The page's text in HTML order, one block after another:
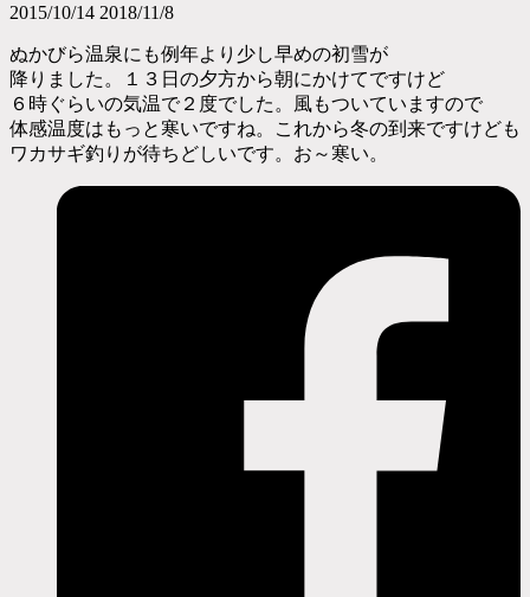
2015/10/14 2018/11/8
ぬかびら温泉にも例年より少し早めの初雪が
降りました。１３日の夕方から朝にかけてですけど
６時ぐらいの気温で２度でした。風もついていますので
体感温度はもっと寒いですね。これから冬の到来ですけども
ワカサギ釣りが待ちどしいです。お～寒い。